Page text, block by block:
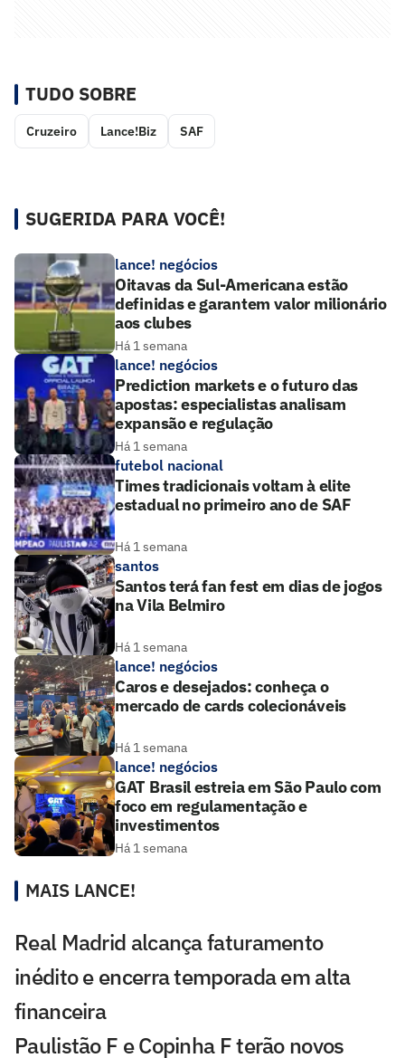
TUDO SOBRE
Cruzeiro Lance!Biz SAF
SUGERIDA PARA VOCÊ!
lance! negócios
Oitavas da Sul-Americana estão
definidas e garantem valor milionário
aos clubes
Há 1 semana
lance! negócios
Prediction markets e o futuro das
apostas: especialistas analisam
expansão e regulação
Há 1 semana
futebol nacional
Times tradicionais voltam à elite
estadual no primeiro ano de SAF
Há 1 semana
santos
Santos terá fan fest em dias de jogos
na Vila Belmiro
Há 1 semana
lance! negócios
Caros e desejados: conheça o
mercado de cards colecionáveis
Há 1 semana
lance! negócios
GAT Brasil estreia em São Paulo com
foco em regulamentação e
investimentos
Há 1 semana
MAIS LANCE!
Real Madrid alcança faturamento
inédito e encerra temporada em alta
financeira
Paulistão F e Copinha F terão novos